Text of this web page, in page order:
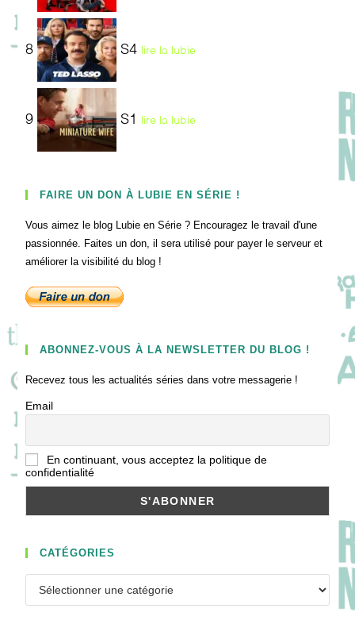
8 S4 lire la lubie
9 S1 lire la lubie
FAIRE UN DON À LUBIE EN SÉRIE !
Vous aimez le blog Lubie en Série ? Encouragez le travail d'une
passionnée. Faites un don, il sera utilisé pour payer le serveur et
améliorer la visibilité du blog !
ABONNEZ-VOUS À LA NEWSLETTER DU BLOG !
Recevez tous les actualités séries dans votre messagerie !
Email
En continuant, vous acceptez la politique de
confidentialité
CATÉGORIES
Catégories